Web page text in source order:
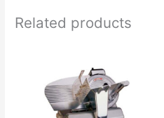
Related products